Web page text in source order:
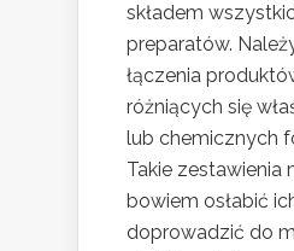
składem
preparatów.
łączenia
różniących się
lub chemicznych
Takie zestawienia
bowiem osłabić
doprowadzić do